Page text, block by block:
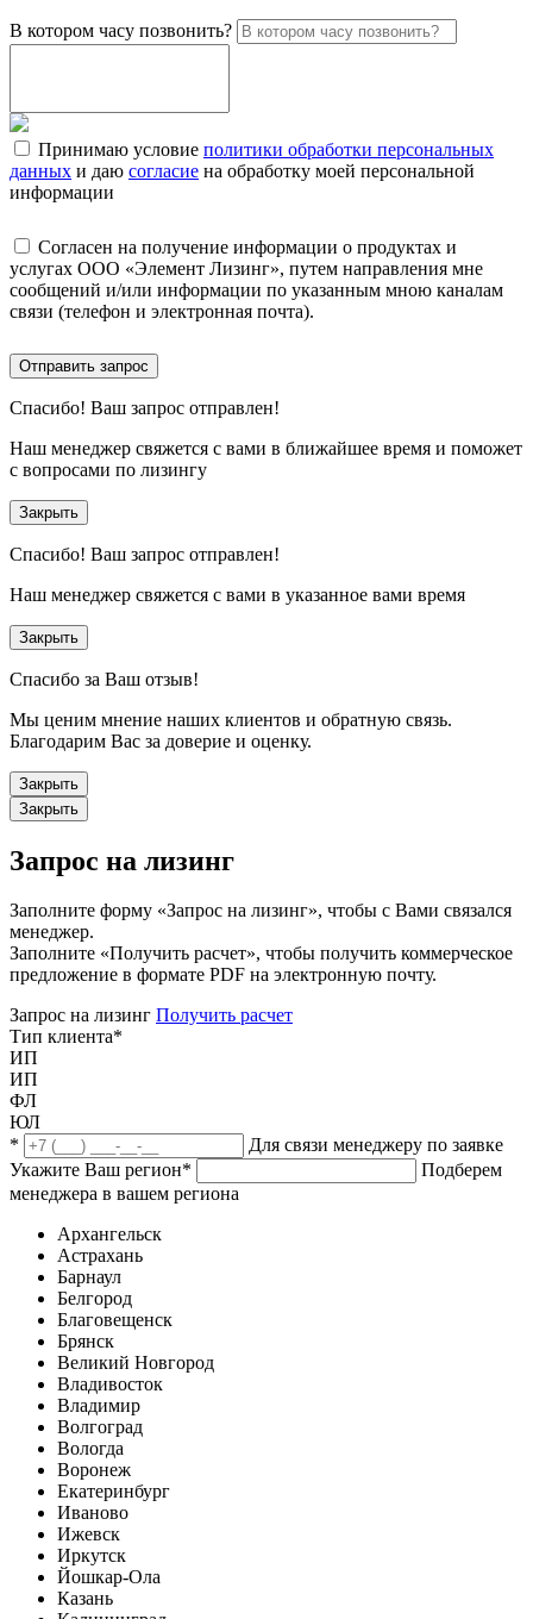
В котором часу позвонить?
Принимаю условие политики обработки персональных
данных и даю согласие на обработку моей персональной
информации
Согласен на получение информации о продуктах и
услугах ООО «Элемент Лизинг», путем направления мне
сообщений и/или информации по указанным мною каналам
связи (телефон и электронная почта).
Отправить запрос
Спасибо! Ваш запрос отправлен!
Наш менеджер свяжется с вами в ближайшее время и поможет
с вопросами по лизингу
Закрыть
Спасибо! Ваш запрос отправлен!
Наш менеджер свяжется с вами в указанное вами время
Закрыть
Спасибо за Ваш отзыв!
Мы ценим мнение наших клиентов и обратную связь.
Благодарим Вас за доверие и оценку.
Закрыть
Закрыть
Запрос на лизинг
Заполните форму «Запрос на лизинг», чтобы с Вами связался
менеджер.
Заполните «Получить расчет», чтобы получить коммерческое
предложение в формате PDF на электронную почту.
Запрос на лизинг Получить расчет
Тип клиента*
ИП
ИП
ФЛ
ЮЛ
*
Для связи менеджеру по заявке
Укажите Ваш регион*
Подберем
менеджера в вашем региона
Архангельск
Астрахань
Барнаул
Белгород
Благовещенск
Брянск
Великий Новгород
Владивосток
Владимир
Волгоград
Вологда
Воронеж
Екатеринбург
Иваново
Ижевск
Иркутск
Йошкар-Ола
Казань